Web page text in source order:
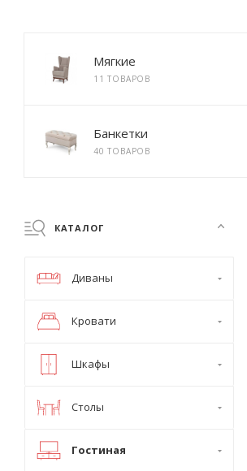
Мягкие
11 ТОВАРОВ
Банкетки
40 ТОВАРОВ
КАТАЛОГ
Диваны
Кровати
Шкафы
Столы
Гостиная